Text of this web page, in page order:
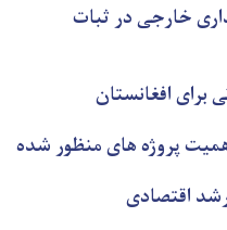
خارجی در ثبات
برای افغانستان
پروژه های منظور شده
اقتصادی